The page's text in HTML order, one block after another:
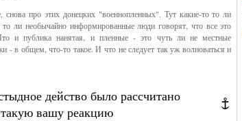
снова про этих донецких "военнопленных". Тут какие-то то ли
то ли необычайно информированные люди говорят, что все это
и публика нанятая, и пленные - это чуть ли не местные
- в общем, что-то такое. И что не следует так уж волноваться и
действо было рассчитано
вашу реакцию